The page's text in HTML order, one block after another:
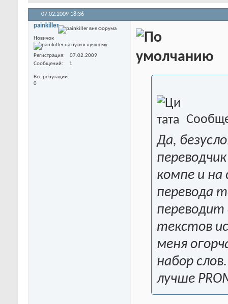
07.02.2009 18:36
painkiller
Новичок
Регистрация
07.02.2009
Сообщений
1
Вес репутации
0
Да,
компе и
перевода
переводит
текстов
меня
набор
лучше